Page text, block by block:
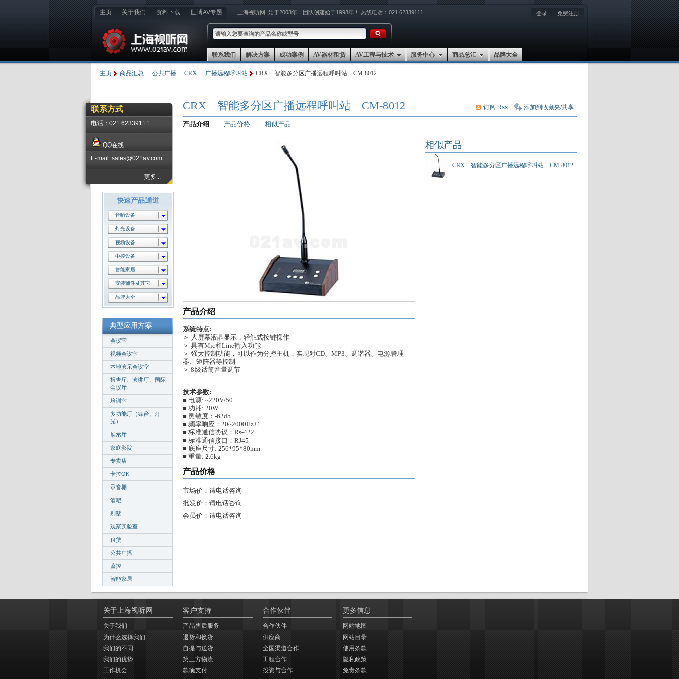
主页 关于我们 资料下载 世博AV专题 上海视听网: 始于2003年，团队创建始于1998年！ 热线电话：021 62339111 登录 免费注册
联系我们 解决方案 成功案例 AV器材租赁 AV工程与技术 服务中心 商品总汇 品牌大全
主页 商品汇总 公共广播 CRX 广播远程呼叫站 CRX 智能多分区广播远程呼叫站 CM-8012
CRX 智能多分区广播远程呼叫站 CM-8012
产品介绍 产品价格 相似产品
订阅 Rss 添加到收藏夹/共享
产品介绍
系统特点:
＞ 大屏幕液晶显示，轻触式按键操作
＞ 具有Mic和Line输入功能
＞ 强大控制功能，可以作为分控主机，实现对CD、MP3、调谐器、电源管理
器、矩阵器等控制
＞ 8级话筒音量调节
技术参数:
■ 电源: ~220V/50
■ 功耗: 20W
■ 灵敏度：-62db
■ 频率响应：20~2000Hz±1
■ 标准通信协议：Rs-422
■ 标准通信接口：RJ45
■ 底座尺寸: 256*95*80mm
■ 重量: 2.6kg
产品价格
市场价：请电话咨询
批发价：请电话咨询
会员价：请电话咨询
相似产品
CRX 智能多分区广播远程呼叫站 CM-8012
联系方式
电话：021 62339111
QQ在线
E-mail: sales@021av.com
更多...
快速产品通道
音响设备
灯光设备
视频设备
中控设备
智能家居
安装辅件及其它
品牌大全
典型应用方案
会议室
视频会议室
本地演示会议室
报告厅、演讲厅、国际
会议厅
培训室
多功能厅（舞台、灯
光）
展示厅
家庭影院
专卖店
卡拉OK
录音棚
酒吧
别墅
观察实验室
租赁
公共广播
监控
智能家居
关于上海视听网
关于我们
为什么选择我们
我们的不同
我们的优势
工作机会
客户支持
产品售后服务
退货和换货
自提与送货
第三方物流
款项支付
合作伙伴
合作伙伴
供应商
全国渠道合作
工程合作
投资与合作
更多信息
网站地图
网站目录
使用条款
隐私政策
免责条款